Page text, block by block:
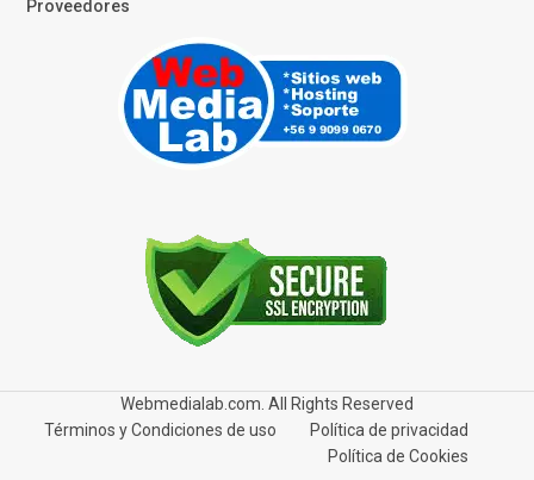
Proveedores
Webmedialab.com. All Rights Reserved
Términos y Condiciones de uso
Política de privacidad
Política de Cookies